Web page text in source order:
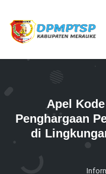
Apel
Penghargaan
di